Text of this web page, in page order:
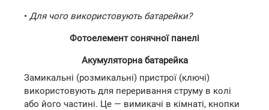
• Для чого використовують батарейки?
Фотоелемент сонячної панелі
Акумуляторна батарейка
Замикальні (розмикальні) пристрої (ключі)
використовують для переривання струму в колі
або його частині. Це — вимикачі в кімнаті, кнопки